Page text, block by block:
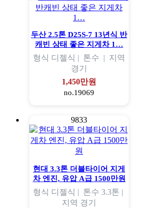
두산 2.5톤 D25S-7 13년식 반
캐빈 상태 좋은 지게차 1…
형식 디젤식 | 톤수 | 지역
경기
1,450만원
no.19069
9833
현대 3.3톤 더블타이어 지게
차 엔진, 유압 A급 1500만원
형식 디젤식 | 톤수 3.3톤 |
지역 경기